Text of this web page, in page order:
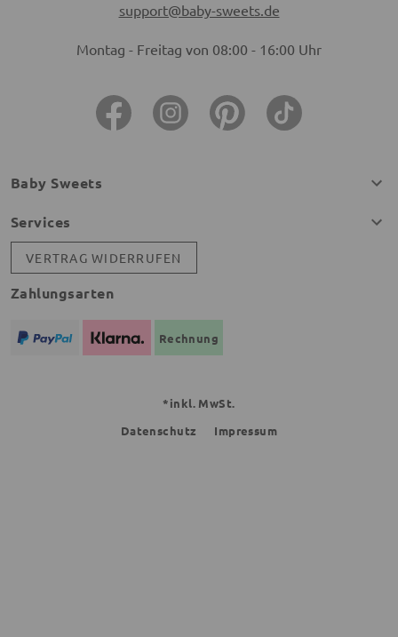
support@baby-sweets.de
Montag - Freitag von 08:00 - 16:00 Uhr
Baby Sweets
Services
VERTRAG WIDERRUFEN
Zahlungsarten
Rechnung
*inkl. MwSt.
Datenschutz
Impressum